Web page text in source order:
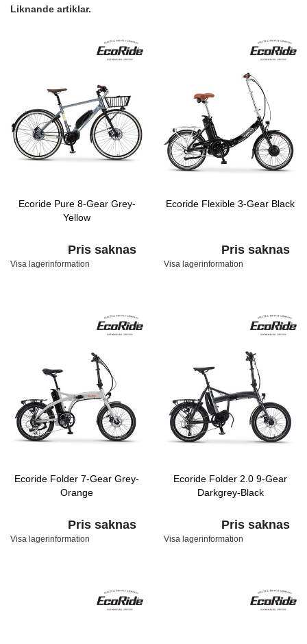
Liknande artiklar.
Ecoride Pure 8-Gear Grey-
Yellow
Pris saknas
Visa lagerinformation
Ecoride Flexible 3-Gear Black
Pris saknas
Visa lagerinformation
Ecoride Folder 7-Gear Grey-
Orange
Pris saknas
Visa lagerinformation
Ecoride Folder 2.0 9-Gear
Darkgrey-Black
Pris saknas
Visa lagerinformation